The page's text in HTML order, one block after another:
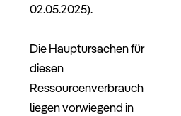
02.05.2025).
Die Hauptursachen für
diesen
Ressourcenverbrauch
liegen vorwiegend in